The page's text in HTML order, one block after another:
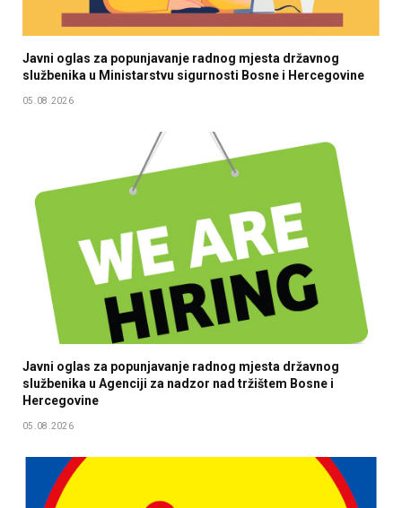
Javni oglas za popunjavanje radnog mjesta državnog
službenika u Мinistarstvu sigurnosti Bosne i Hercegovine
05.08.2026
Javni oglas za popunjavanje radnog mjesta državnog
službenika u Agenciji za nadzor nad tržištem Bosne i
Hercegovine
05.08.2026